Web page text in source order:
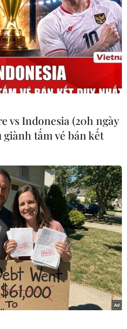
nối lại đàm phán tại
các quan chức chính phủ và
Tiên và Nhật Bản đã nối
vs Indonesia (20h ngày
giành tấm vé bán kết